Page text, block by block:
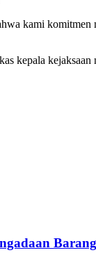
kami
kepala